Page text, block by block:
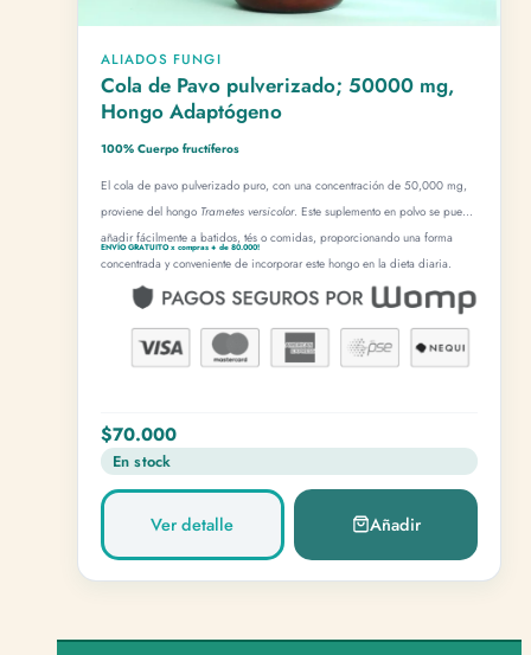
ALIADOS FUNGI
Cola de Pavo pulverizado; 50000 mg,
Hongo Adaptógeno
100% Cuerpo fructíferos
El cola de pavo pulverizado puro, con una concentración de 50,000 mg,
proviene del hongo Trametes versicolor. Este suplemento en polvo se puede
añadir fácilmente a batidos, tés o comidas, proporcionando una forma
concentrada y conveniente de incorporar este hongo en la dieta diaria.
ENVÍO GRATUITO x compras + de 80.000!
$70.000
En stock
Ver detalle Añadir